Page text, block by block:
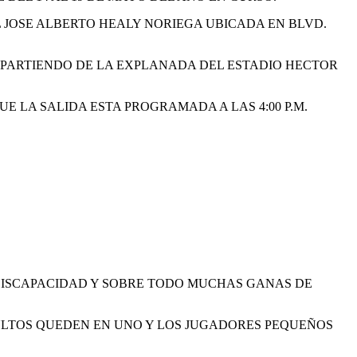
ALBERTO HEALY NORIEGA UBICADA EN BLVD.
DE LA EXPLANADA DEL ESTADIO HECTOR
LA SALIDA ESTA PROGRAMADA A LAS 4:00 P.M.
Y SOBRE TODO MUCHAS GANAS DE
QUEDEN EN UNO Y LOS JUGADORES PEQUEÑOS